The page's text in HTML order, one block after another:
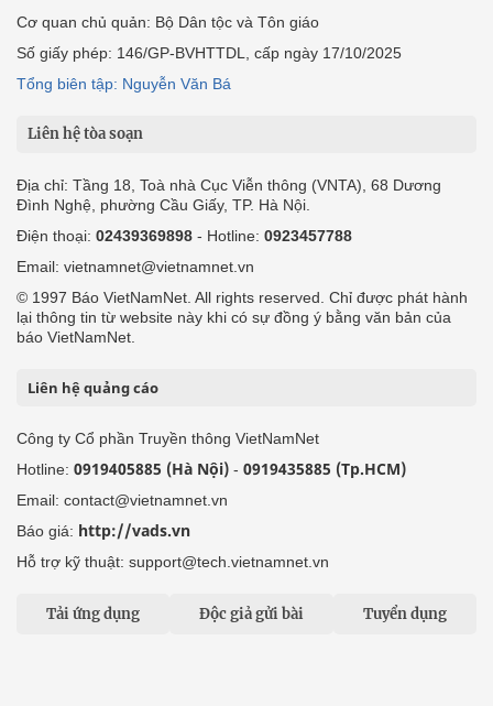
Cơ quan chủ quản: Bộ Dân tộc và Tôn giáo
Số giấy phép: 146/GP-BVHTTDL, cấp ngày 17/10/2025
Tổng biên tập: Nguyễn Văn Bá
Liên hệ tòa soạn
Địa chỉ: Tầng 18, Toà nhà Cục Viễn thông (VNTA), 68 Dương
Đình Nghệ, phường Cầu Giấy, TP. Hà Nội.
Điện thoại: 02439369898 - Hotline: 0923457788
Email: vietnamnet@vietnamnet.vn
© 1997 Báo VietNamNet. All rights reserved. Chỉ được phát hành
lại thông tin từ website này khi có sự đồng ý bằng văn bản của
báo VietNamNet.
Liên hệ quảng cáo
Công ty Cổ phần Truyền thông VietNamNet
Hotline: 0919405885 (Hà Nội) - 0919435885 (Tp.HCM)
Email: contact@vietnamnet.vn
Báo giá: http://vads.vn
Hỗ trợ kỹ thuật: support@tech.vietnamnet.vn
Tải ứng dụng Độc giả gửi bài Tuyển dụng